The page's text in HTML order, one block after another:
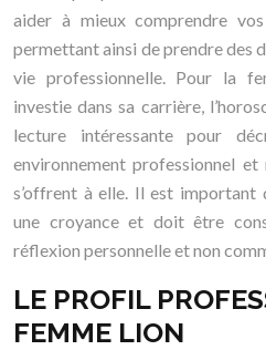
aider à mieux comprendre
permettant ainsi de prendre des
vie professionnelle. Pour la
investie dans sa carrière,
lecture intéressante pour
environnement professionnel
s’offrent à elle. Il est important
une croyance et doit être
réflexion personnelle et non
LE PROFIL
FEMME LION